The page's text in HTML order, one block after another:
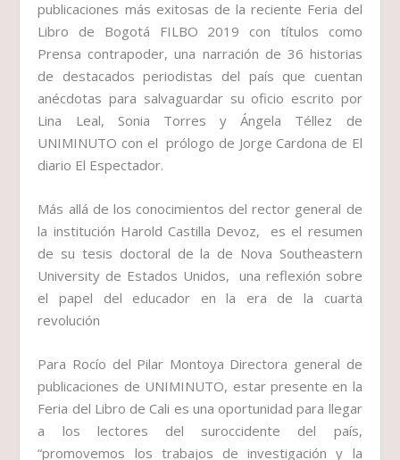
publicaciones más exitosas de la reciente Feria del
Libro de Bogotá FILBO 2019 con títulos como
Prensa contrapoder, una narración de 36 historias
de destacados periodistas del país que cuentan
anécdotas para salvaguardar su oficio escrito por
Lina Leal, Sonia Torres y Ángela Téllez de
UNIMINUTO con el prólogo de Jorge Cardona de El
diario El Espectador.
Más allá de los conocimientos del rector general de
la institución Harold Castilla Devoz, es el resumen
de su tesis doctoral de la de Nova Southeastern
University de Estados Unidos, una reflexión sobre
el papel del educador en la era de la cuarta
revolución
Para Rocío del Pilar Montoya Directora general de
publicaciones de UNIMINUTO, estar presente en la
Feria del Libro de Cali es una oportunidad para llegar
a los lectores del suroccidente del país,
“promovemos los trabajos de investigación y la